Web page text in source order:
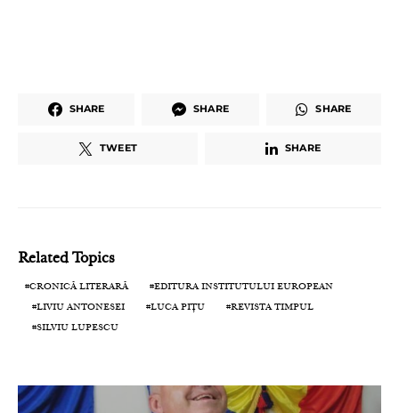
SHARE SHARE SHARE
TWEET SHARE
Related Topics
CRONICĂ LITERARĂ EDITURA INSTITUTULUI EUROPEAN
LIVIU ANTONESEI LUCA PIȚU REVISTA TIMPUL
SILVIU LUPESCU